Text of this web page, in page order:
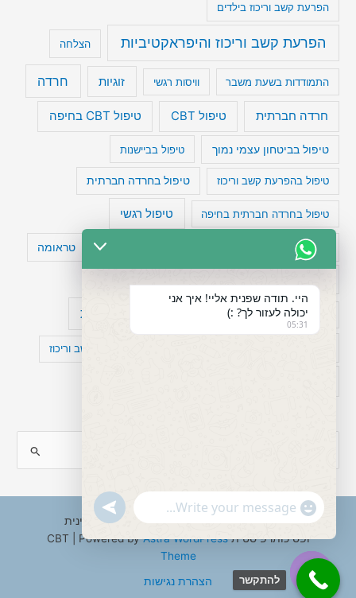
הפרעת קשב וריכוז בילדים
הפרעת קשב וריכוז והיפראקטיביות הצלחה
התמודדות בשעת משבר וויסות רגשי זוגיות חרדה
חרדה חברתית טיפול CBT טיפול CBT בחיפה
טיפול בביטחון עצמי נמוך טיפול בביישנות
טיפול בהפרעת קשב וריכוז טיפול בחרדה חברתית
טיפול בחרדה חברתית בחיפה טיפול רגשי
טיפול תרופתי להפרעת קשב טעויות חשיבה טראומה
מפורסמים עם הפרעת קשב עיצות
קומורבידיות להפרעת קשב וריכוז
a
c
f
Copyright © 2026 ענבל טננבאום - עו"ס קלינית
ופסיכותרפיסטית CBT | Powered byAstra WordPress
Theme
הצהרת נגישות
להתקשר
היי. תודה שפנית אליי! איך אני
יכולה לעזור לך? :)
05:31
"+chaty_settings.lang.emoji_picker+"
WhatsApp
undefined